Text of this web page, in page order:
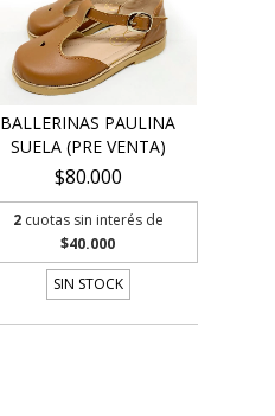
BALLERINAS PAULINA
SUELA (PRE VENTA)
$80.000
2 cuotas sin interés de
$40.000
SIN STOCK